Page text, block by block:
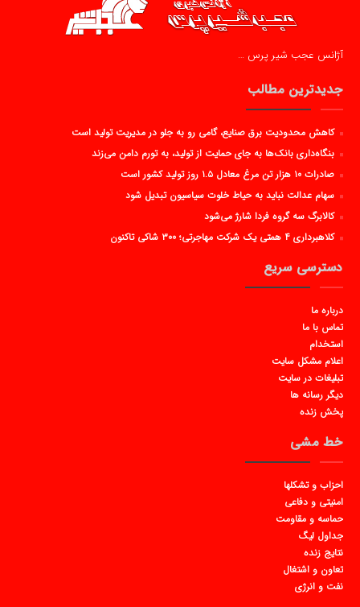
آژانس عجب شیر پرس …
جدیدترین مطالب
کاهش محدودیت برق صنایع، گامی رو به جلو در مدیریت تولید است
بنگاه‌داری بانک‌ها به جای حمایت از تولید، به تورم دامن می‌زند
صادرات ۱۰ هزار تن مرغ معادل ۱.۵ روز تولید کشور است
سهام عدالت نباید به حیاط خلوت سیاسیون تبدیل شود
کالابرگ سه گروه فردا شارژ می‌شود
کلاهبرداری ۴ همتی یک شرکت مهاجرتی؛ ۳۰۰ شاکی تاکنون
دسترسی سریع
درباره ما
تماس با ما
استخدام
اعلام مشکل سایت
تبلیغات در سایت
دیگر رسانه ها
پخش زنده
خط مشی
احزاب و تشکلها
امنیتی و دفاعی
حماسه و مقاومت
جداول لیگ
نتایج زنده
تعاون و اشتغال
نفت و انرژی